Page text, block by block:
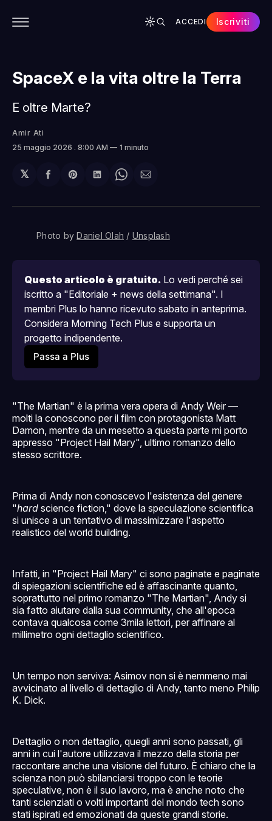
ACCEDI Iscriviti
SpaceX e la vita oltre la Terra
E oltre Marte?
Amir Ati
25 maggio 2026 . 8:00 AM 1 minuto
𝕏
Condividi
Facebook
Share
Pinterest
Condividi
LinkedIn
Share
WhatsApp
Condividi
email
Photo by Daniel Olah / Unsplash
Questo articolo è gratuito. Lo vedi perché sei
iscritto a "Editoriale + news della settimana". I
membri Plus lo hanno ricevuto sabato in anteprima.
Considera Morning Tech Plus e supporta un
progetto indipendente.
Passa a Plus
"The Martian" è la prima vera opera di Andy Weir —
molti la conoscono per il film con protagonista Matt
Damon, mentre da un mesetto a questa parte mi porto
appresso "Project Hail Mary", ultimo romanzo dello
stesso scrittore.
Prima di Andy non conoscevo l'esistenza del genere
"hard science fiction," dove la speculazione scientifica
si unisce a un tentativo di massimizzare l'aspetto
realistico del world building.
Infatti, in "Project Hail Mary" ci sono paginate e paginate
di spiegazioni scientifiche ed è affascinante quanto,
soprattutto nel primo romanzo "The Martian", Andy si
sia fatto aiutare dalla sua community, che all'epoca
contava qualcosa come 3mila lettori, per affinare al
millimetro ogni dettaglio scientifico.
Un tempo non serviva: Asimov non si è nemmeno mai
avvicinato al livello di dettaglio di Andy, tanto meno Philip
K. Dick.
Dettaglio o non dettaglio, quegli anni sono passati, gli
anni in cui l'autore utilizzava il mezzo della storia per
raccontare anche una visione del futuro. È chiaro che la
scienza non può sbilanciarsi troppo con le teorie
speculative, non è il suo lavoro, ma è anche noto che
tanti scienziati o volti importanti del mondo tech sono
stati ispirati ed emozionati da queste grandi storie.